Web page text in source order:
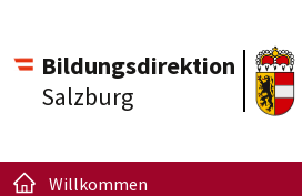
Bildungsdirektion
Salzburg
Willkommen